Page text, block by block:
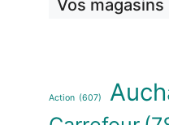
Vos
Action (607)